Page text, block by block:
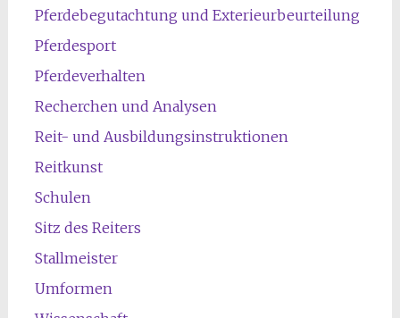
Pferdebegutachtung und Exterieurbeurteilung
Pferdesport
Pferdeverhalten
Recherchen und Analysen
Reit- und Ausbildungsinstruktionen
Reitkunst
Schulen
Sitz des Reiters
Stallmeister
Umformen